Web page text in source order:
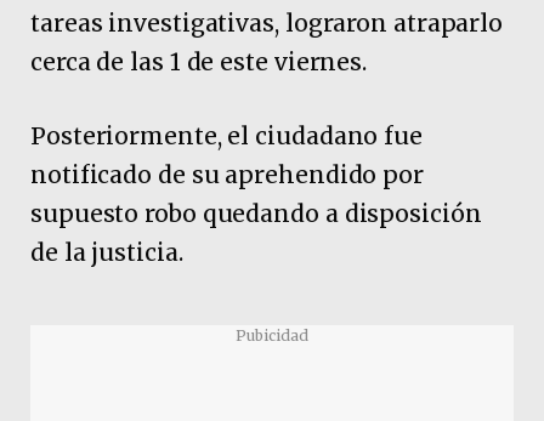
tareas investigativas, lograron atraparlo
cerca de las 1 de este viernes.
Posteriormente, el ciudadano fue
notificado de su aprehendido por
supuesto robo quedando a disposición
de la justicia.
Pubicidad